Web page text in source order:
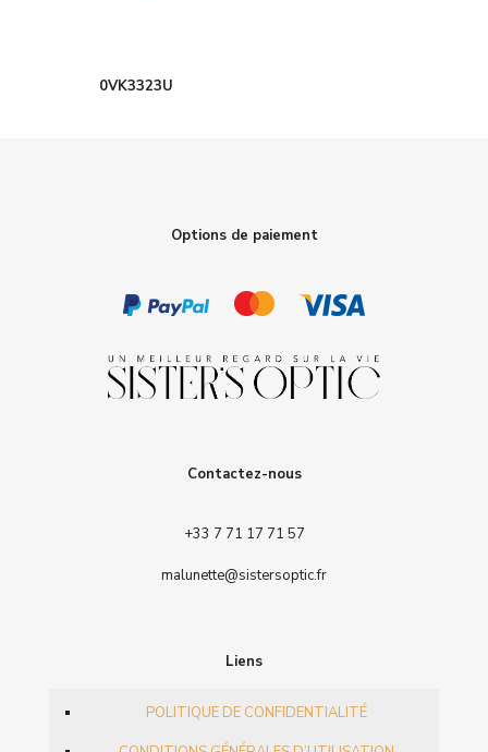
0VK3323U
Options de paiement
Contactez-nous
+33 7 71 17 71 57
malunette@sistersoptic.fr
Liens
POLITIQUE DE CONFIDENTIALITÉ